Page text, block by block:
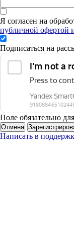
Я согласен на
публичной офертой
Подписаться на
Поле обязательно
Отмена
Написать в